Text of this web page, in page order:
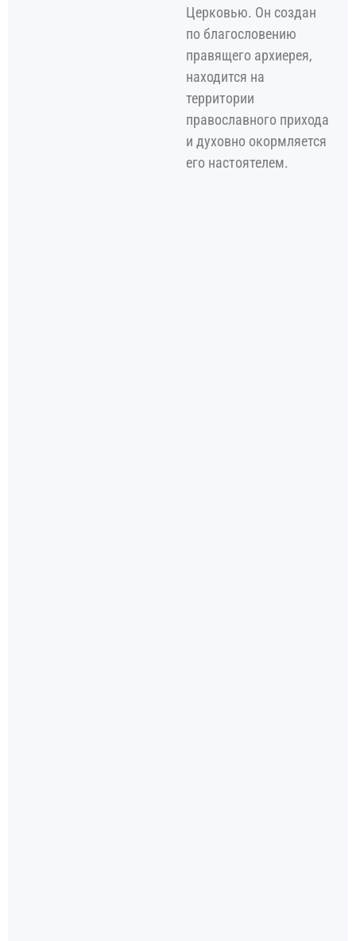
Церковью. Он создан
по благословению
правящего архиерея,
находится на
территории
православного прихода
и духовно окормляется
его настоятелем.